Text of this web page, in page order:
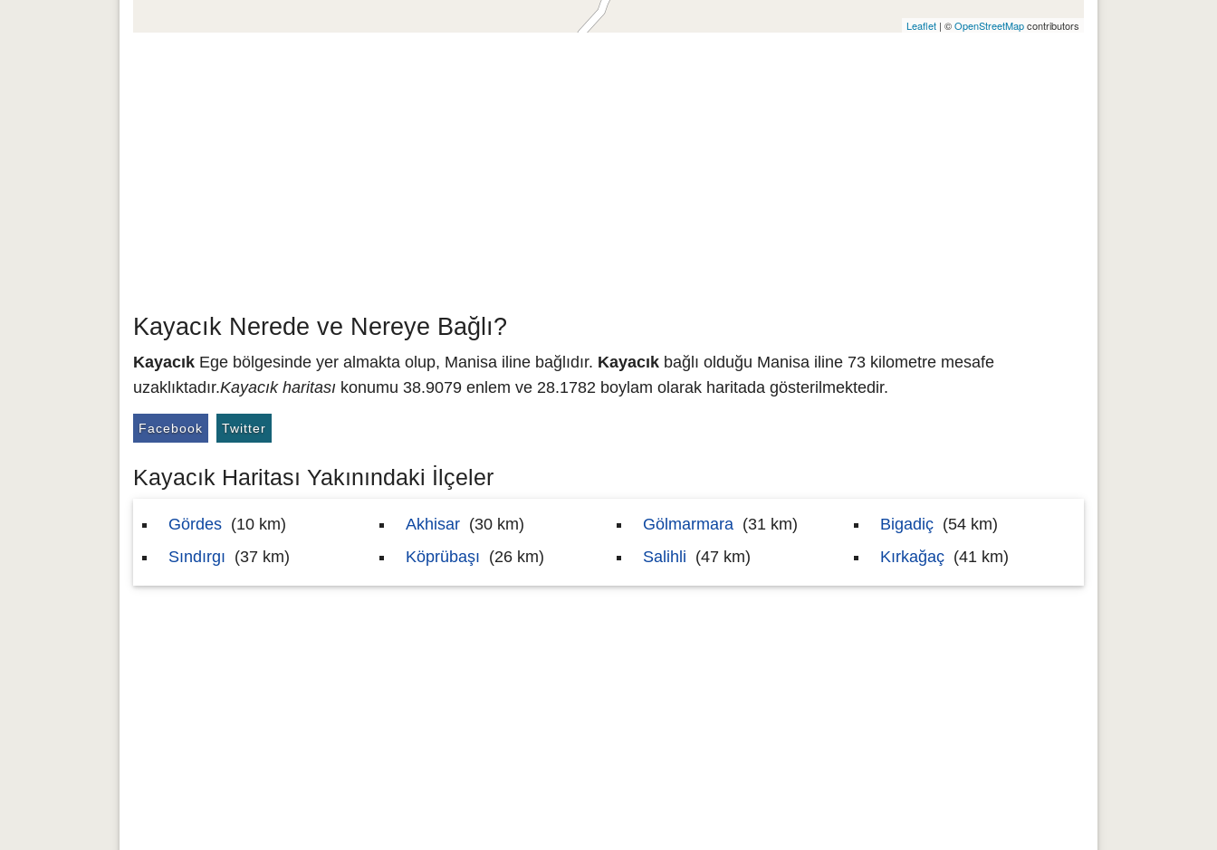
Leaflet | ©OpenStreetMapcontributors
Kayacık Nerede ve Nereye Bağlı?
Kayacık Ege bölgesinde yer almakta olup, Manisa iline bağlıdır. Kayacık bağlı olduğu Manisa iline 73 kilometre mesafe
uzaklıktadır.Kayacık haritası konumu 38.9079 enlem ve 28.1782 boylam olarak haritada gösterilmektedir.
Facebook Twitter
Kayacık Haritası Yakınındaki İlçeler
Gördes (10 km)
Sındırgı (37 km)
Akhisar (30 km)
Köprübaşı (26 km)
Gölmarmara (31 km)
Salihli (47 km)
Bigadiç (54 km)
Kırkağaç (41 km)